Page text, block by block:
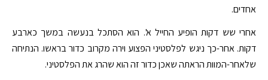
אחדים.
אחרי שש דקות הופיע החייל א'. הוא הסתכל בנעשה במשך כארבע
דקות. אחר-כך ניגש לפלסטיני הפצוע וירה מקרוב כדור בראשו. הנתיחה
שלאחר-המוות הראתה שאכן כדור זה הוא שהרג את הפלסטיני.